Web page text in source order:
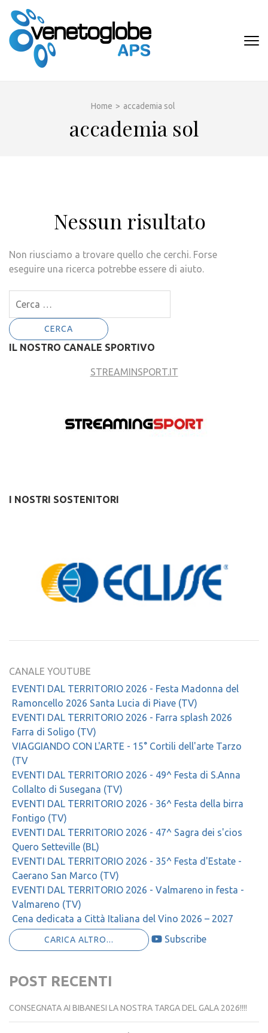
contenuto
(premi
Home > accademia sol
accademia sol
Nessun risultato
Non riusciamo a trovare quello che cerchi. Forse
eseguire una ricerca potrebbe essere di aiuto.
per:
IL NOSTRO CANALE SPORTIVO
STREAMINSPORT.IT
I NOSTRI SOSTENITORI
CANALE YOUTUBE
EVENTI DAL TERRITORIO 2026 - Festa Madonna del
Ramoncello 2026 Santa Lucia di Piave (TV)
EVENTI DAL TERRITORIO 2026 - Farra splash 2026
Farra di Soligo (TV)
VIAGGIANDO CON L'ARTE - 15° Cortili dell'arte Tarzo
(TV
EVENTI DAL TERRITORIO 2026 - 49^ Festa di S.Anna
Collalto di Susegana (TV)
EVENTI DAL TERRITORIO 2026 - 36^ Festa della birra
Fontigo (TV)
EVENTI DAL TERRITORIO 2026 - 47^ Sagra dei s'cios
Quero Setteville (BL)
EVENTI DAL TERRITORIO 2026 - 35^ Festa d'Estate -
Caerano San Marco (TV)
EVENTI DAL TERRITORIO 2026 - Valmareno in festa -
Valmareno (TV)
Cena dedicata a Città Italiana del Vino 2026 – 2027
CARICA ALTRO... Subscribe
POST RECENTI
CONSEGNATA AI BIBANESI LA NOSTRA TARGA DEL GALA 2026!!!!